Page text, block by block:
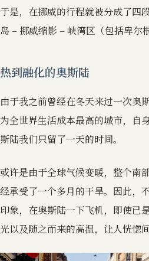
于是，在挪威的行程就被分成了四
岛 – 挪威缩影 – 峡湾区（包括卑尔
热到融化的奥斯陆
由于我之前曾经在冬天来过一次奥
为全世界生活成本最高的城市，自
斯陆我们只留了一天的时间。
或许是由于全球气候变暖，整个南
经承受了一个多月的干旱。因此，
印象，在奥斯陆一下飞机，即使已
光以及随之而来的高温，让人恍惚